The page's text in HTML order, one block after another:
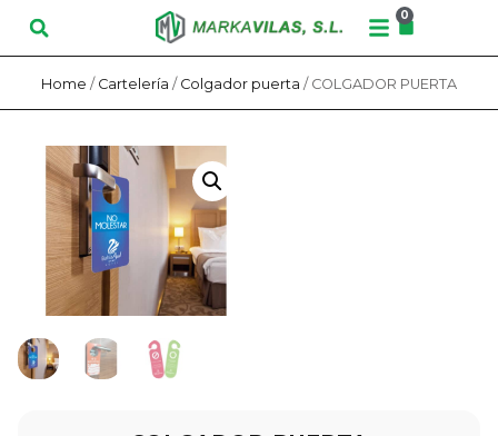
0
Home / Cartelería / Colgador puerta / COLGADOR PUERTA